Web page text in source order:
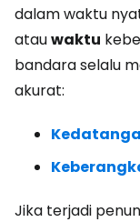
dalam waktu
atauwaktu
bandara selalu
akurat:
Jika terjadi